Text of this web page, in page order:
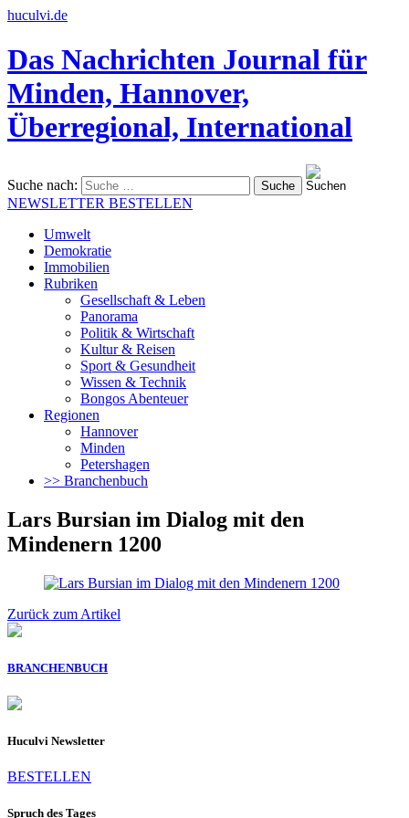
huculvi.de
Das Nachrichten Journal für
Minden, Hannover,
Überregional, International
Suche nach:
NEWSLETTER BESTELLEN
Umwelt
Demokratie
Immobilien
Rubriken
Gesellschaft & Leben
Panorama
Politik & Wirtschaft
Kultur & Reisen
Sport & Gesundheit
Wissen & Technik
Bongos Abenteuer
Regionen
Hannover
Minden
Petershagen
>> Branchenbuch
Lars Bursian im Dialog mit den
Mindenern 1200
Zurück zum Artikel
BRANCHENBUCH
Huculvi Newsletter
BESTELLEN
Spruch des Tages